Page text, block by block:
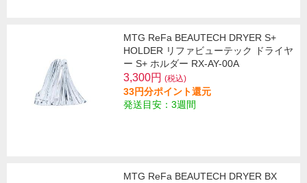
MTG ReFa BEAUTECH DRYER S+
HOLDER リファビューテック ドライヤ
ー S+ ホルダー RX-AY-00A
3,300円 (税込)
33円分ポイント還元
発送目安：3週間
MTG ReFa BEAUTECH DRYER BX